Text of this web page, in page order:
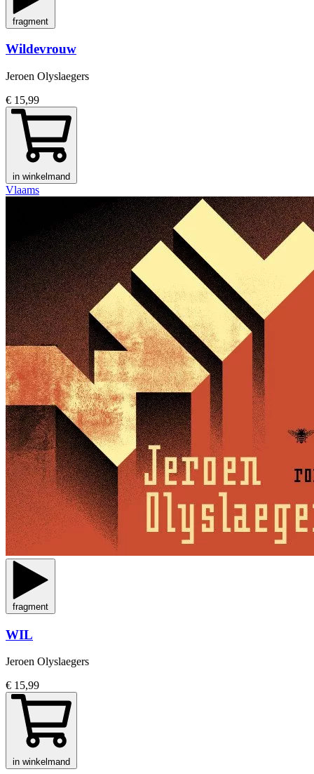
fragment
Wildevrouw
Jeroen Olyslaegers
€ 15,99
in winkelmand
Vlaams
fragment
WIL
Jeroen Olyslaegers
€ 15,99
in winkelmand